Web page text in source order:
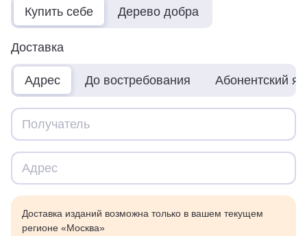
Купить себе Дерево добра
Доставка
Адрес До востребования Абонентский
Доставка изданий возможна только в вашем текущем
регионе «Москва»